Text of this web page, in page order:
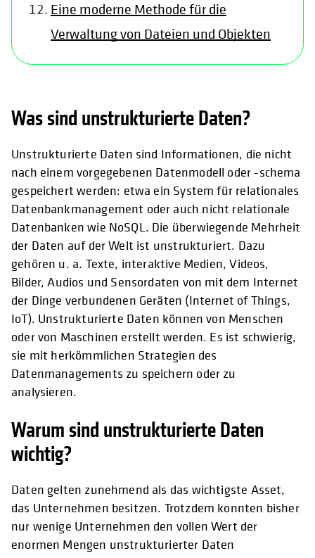
Eine moderne Methode für die
Verwaltung von Dateien und Objekten
Was sind unstrukturierte Daten?
Unstrukturierte Daten sind Informationen, die nicht
nach einem vorgegebenen Datenmodell oder -schema
gespeichert werden: etwa ein System für relationales
Datenbankmanagement oder auch nicht relationale
Datenbanken wie NoSQL. Die überwiegende Mehrheit
der Daten auf der Welt ist unstrukturiert. Dazu
gehören u. a. Texte, interaktive Medien, Videos,
Bilder, Audios und Sensordaten von mit dem Internet
der Dinge verbundenen Geräten (Internet of Things,
IoT). Unstrukturierte Daten können von Menschen
oder von Maschinen erstellt werden. Es ist schwierig,
sie mit herkömmlichen Strategien des
Datenmanagements zu speichern oder zu
analysieren.
Warum sind unstrukturierte Daten
wichtig?
Daten gelten zunehmend als das wichtigste Asset,
das Unternehmen besitzen. Trotzdem konnten bisher
nur wenige Unternehmen den vollen Wert der
enormen Mengen unstrukturierter Daten